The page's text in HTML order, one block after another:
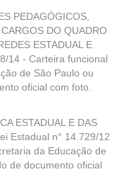
PEDAGÓGICOS,
DO QUADRO
ESTADUAL E
14 - Carteira funcional
de São Paulo ou
oficial com foto.
ESTADUAL E DAS
Estadual n° 14.729/12
da Educação de
de documento oficial